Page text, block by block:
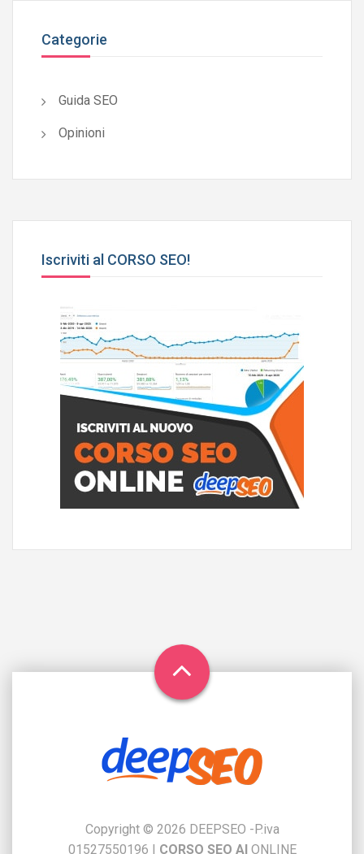
Categorie
Guida SEO
Opinioni
Iscriviti al CORSO SEO!
Copyright © 2026 DEEPSEO -P.iva
01527550196 | CORSO SEO AIONLINE